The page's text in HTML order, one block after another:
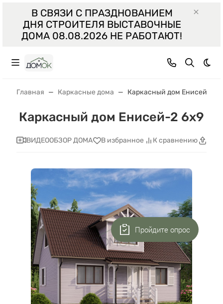
В СВЯЗИ С ПРАЗДНОВАНИЕМ
ДНЯ СТРОИТЕЛЯ ВЫСТАВОЧНЫЕ
ДОМА 08.08.2026 НЕ РАБОТАЮТ!
Главная Каркасные дома Каркасный дом Енисей-2
Каркасный дом Енисей-2 6x9
ВИДЕООБЗОР ДОМА В избранное К сравнению
Пройдите опрос